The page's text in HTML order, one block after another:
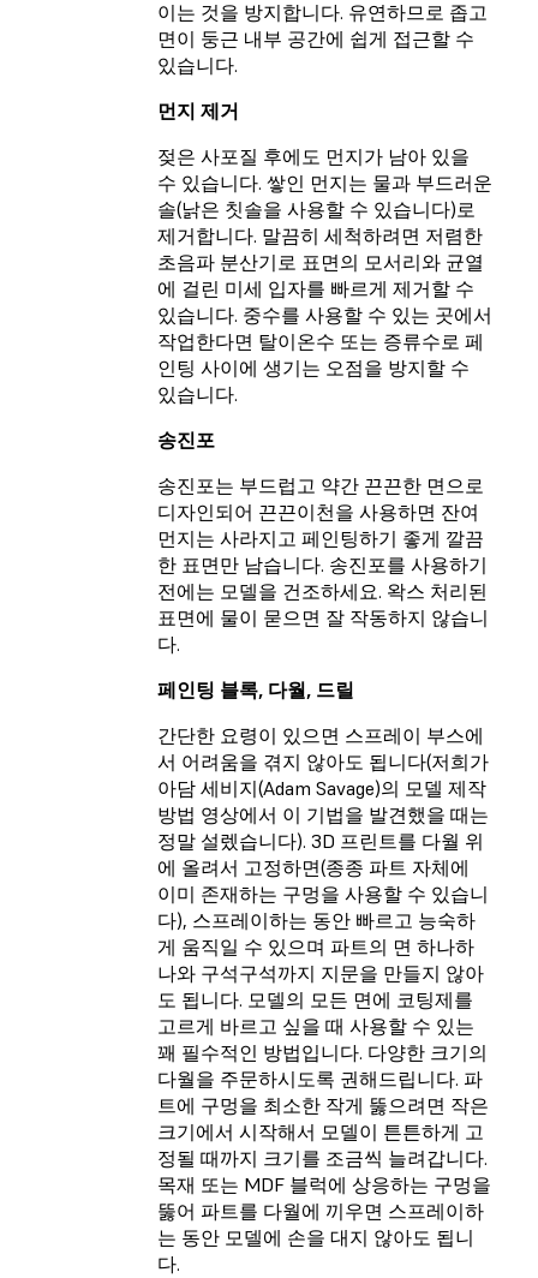
이는 것을 방지합니다. 유연하므로 좁고
면이 둥근 내부 공간에 쉽게 접근할 수
있습니다.
먼지 제거
젖은 사포질 후에도 먼지가 남아 있을
수 있습니다. 쌓인 먼지는 물과 부드러운
솔(낡은 칫솔을 사용할 수 있습니다)로
제거합니다. 말끔히 세척하려면 저렴한
초음파 분산기로 표면의 모서리와 균열
에 걸린 미세 입자를 빠르게 제거할 수
있습니다. 중수를 사용할 수 있는 곳에서
작업한다면 탈이온수 또는 증류수로 페
인팅 사이에 생기는 오점을 방지할 수
있습니다.
송진포
송진포는 부드럽고 약간 끈끈한 면으로
디자인되어 끈끈이천을 사용하면 잔여
먼지는 사라지고 페인팅하기 좋게 깔끔
한 표면만 남습니다. 송진포를 사용하기
전에는 모델을 건조하세요. 왁스 처리된
표면에 물이 묻으면 잘 작동하지 않습니
다.
페인팅 블록, 다월, 드릴
간단한 요령이 있으면 스프레이 부스에
서 어려움을 겪지 않아도 됩니다(저희가
아담 세비지(Adam Savage)의 모델 제작
방법 영상에서 이 기법을 발견했을 때는
정말 설렜습니다). 3D 프린트를 다월 위
에 올려서 고정하면(종종 파트 자체에
이미 존재하는 구멍을 사용할 수 있습니
다), 스프레이하는 동안 빠르고 능숙하
게 움직일 수 있으며 파트의 면 하나하
나와 구석구석까지 지문을 만들지 않아
도 됩니다. 모델의 모든 면에 코팅제를
고르게 바르고 싶을 때 사용할 수 있는
꽤 필수적인 방법입니다. 다양한 크기의
다월을 주문하시도록 권해드립니다. 파
트에 구멍을 최소한 작게 뚫으려면 작은
크기에서 시작해서 모델이 튼튼하게 고
정될 때까지 크기를 조금씩 늘려갑니다.
목재 또는 MDF 블럭에 상응하는 구멍을
뚫어 파트를 다월에 끼우면 스프레이하
는 동안 모델에 손을 대지 않아도 됩니
다.